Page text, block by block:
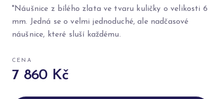
"Náušnice z bílého zlata ve tvaru kuličky o velikosti 6
mm. Jedná se o velmi jednoduché, ale nadčasové
náušnice, které sluší každému.
CENA
7 860 Kč